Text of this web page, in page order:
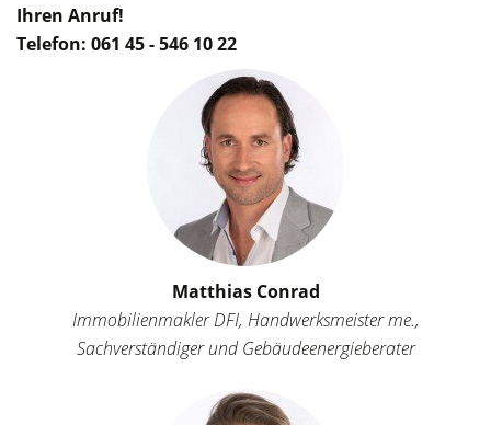
Ihren Anruf!
Telefon: 061 45 - 546 10 22
Matthias Conrad
Immobilienmakler DFI, Handwerksmeister me.,
Sachverständiger und Gebäudeenergieberater